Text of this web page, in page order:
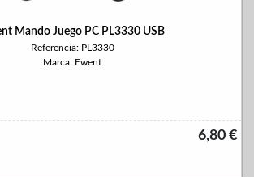
Mando Juego PC PL3330 USB
Referencia: PL3330
Marca: Ewent
6,80 €